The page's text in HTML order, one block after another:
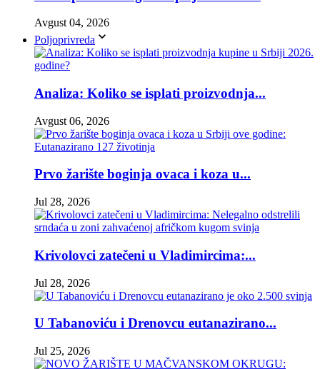
Avgust 04, 2026
Poljoprivreda
Analiza: Koliko se isplati proizvodnja...
Avgust 06, 2026
Prvo žarište boginja ovaca i koza u...
Jul 28, 2026
Krivolovci zatečeni u Vladimircima:...
Jul 28, 2026
U Tabanoviću i Drenovcu eutanazirano...
Jul 25, 2026